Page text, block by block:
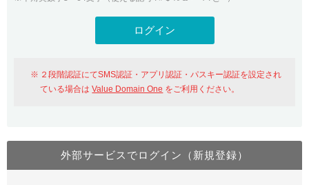
Value Domainにログイン
おすすめ One レンタルサーバーを含む最新の機能を使う方
Value Domain Oneにログイン
２段階認証にてSMS認証・アプリ認証・パスキー認証を設定され
ている場合はValue Domain One をご利用ください。
外部サービスでログイン（新規登録）